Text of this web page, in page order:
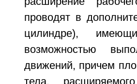
проводят в
цилиндре),
возможностью
движений, причем
тела,